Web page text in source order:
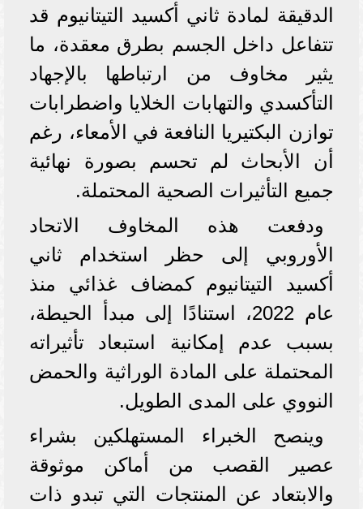
الدقيقة لمادة ثاني أكسيد التيتانيوم قد
تتفاعل داخل الجسم بطرق معقدة، ما
يثير مخاوف من ارتباطها بالإجهاد
التأكسدي والتهابات الخلايا واضطرابات
توازن البكتيريا النافعة في الأمعاء، رغم
أن الأبحاث لم تحسم بصورة نهائية
جميع التأثيرات الصحية المحتملة.
ودفعت هذه المخاوف الاتحاد
الأوروبي إلى حظر استخدام ثاني
أكسيد التيتانيوم كمضاف غذائي منذ
عام 2022، استنادًا إلى مبدأ الحيطة،
بسبب عدم إمكانية استبعاد تأثيراته
المحتملة على المادة الوراثية والحمض
النووي على المدى الطويل.
وينصح الخبراء المستهلكين بشراء
عصير القصب من أماكن موثوقة
والابتعاد عن المنتجات التي تبدو ذات